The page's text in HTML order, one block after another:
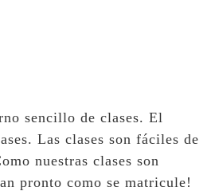
sencillo de clases. El
Las clases son fáciles de
nuestras clases son
pronto como se matricule!